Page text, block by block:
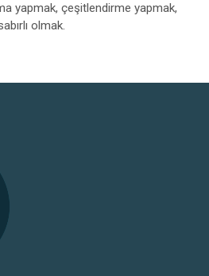
yapmak, çeşitlendirme yapmak,
olmak.